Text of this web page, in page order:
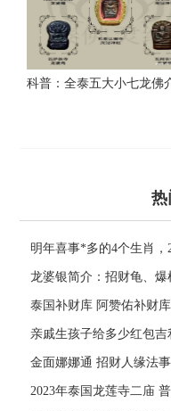
科普：全泰五大小七龙佛
热
明年喜事*多的4个生肖
龙婆银简介：招财龟、
泰国补财库 阿赞佑补财
亲戚生孩子给多少红包
金面娜娜通 招财人缘法事
2023年泰国龙莲寺二庙